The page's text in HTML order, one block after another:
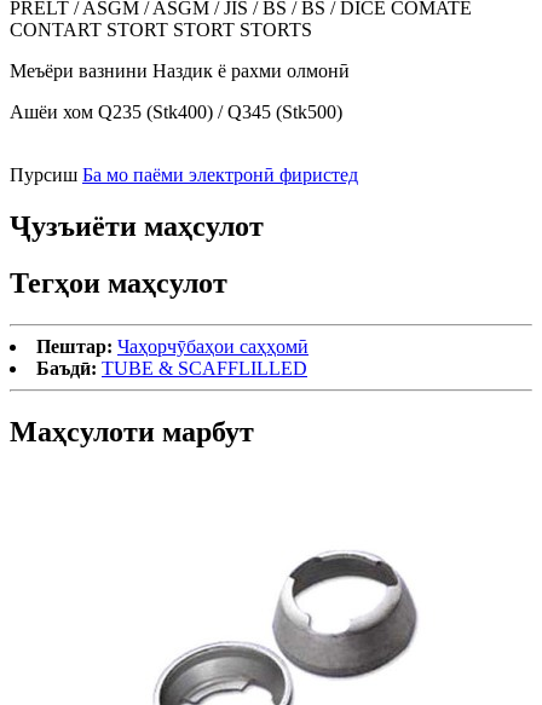
PRELT / ASGM / ASGM / JIS / BS / BS / DICE COMATE
CONTART STORT STORT STORTS
Меъёри вазнини Наздик ё рахми олмонӣ
Ашёи хом Q235 (Stk400) / Q345 (Stk500)
Пурсиш Ба мо паёми электронӣ фиристед
Ҷузъиёти маҳсулот
Тегҳои маҳсулот
Пештар: Чаҳорчӯбаҳои саҳҳомӣ
Баъдӣ: TUBE & SCAFFLILLED
Маҳсулоти марбут